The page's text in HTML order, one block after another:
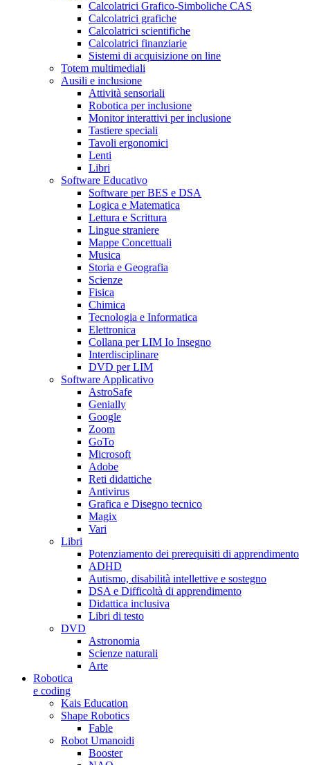
Calcolatrici Grafico-Simboliche CAS
Calcolatrici grafiche
Calcolatrici scientifiche
Calcolatrici finanziarie
Sistemi di acquisizione on line
Totem multimediali
Ausili e inclusione
Attività sensoriali
Robotica per inclusione
Monitor interattivi per inclusione
Tastiere speciali
Tavoli ergonomici
Lenti
Libri
Software Educativo
Software per BES e DSA
Logica e Matematica
Lettura e Scrittura
Lingue straniere
Mappe Concettuali
Musica
Storia e Geografia
Scienze
Fisica
Chimica
Tecnologia e Informatica
Elettronica
Collana per LIM Io Insegno
Interdisciplinare
DVD per LIM
Software Applicativo
AstroSafe
Genially
Google
Zoom
GoTo
Microsoft
Adobe
Reti didattiche
Antivirus
Grafica e Disegno tecnico
Magix
Vari
Libri
Potenziamento dei prerequisiti di apprendimento
ADHD
Autismo, disabilità intellettive e sostegno
DSA e Difficoltà di apprendimento
Didattica inclusiva
Libri di testo
DVD
Astronomia
Scienze naturali
Arte
Robotica
e coding
Kais Education
Shape Robotics
Fable
Robot Umanoidi
Booster